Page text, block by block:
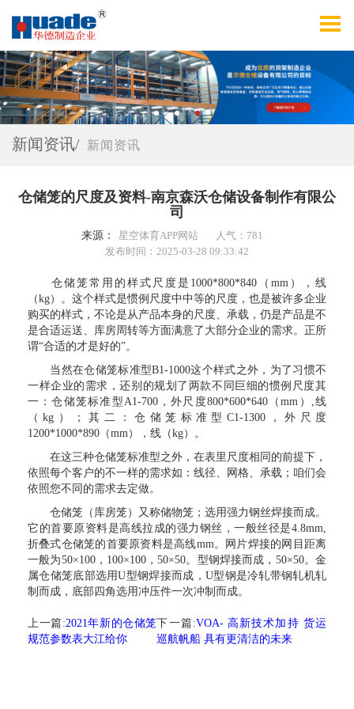
新闻资讯/ 新闻资讯
仓储笼的尺度及资料-南京森沃仓储设备制作有限公
司
来源： 星空体育APP网站
人气：781
发布时间：2025-03-28 09:33:42
仓储笼常用的样式尺度是1000*800*840（mm），线
（kg）。这个样式是惯例尺度中中等的尺度，也是被许多企业
购买的样式，不论是从产品本身的尺度、承载，仍是产品是不
是合适运送、库房周转等方面满意了大部分企业的需求。正所
谓“合适的才是好的”。
当然在仓储笼标准型B1-1000这个样式之外，为了习惯不
一样企业的需求，还别的规划了两款不同巨细的惯例尺度其
一：仓储笼标准型A1-700，外尺度800*600*640（mm）,线
（kg）；其二：仓储笼标准型C1-1300，外尺度
1200*1000*890（mm），线（kg）。
在这三种仓储笼标准型之外，在表里尺度相同的前提下，
依照每个客户的不一样的需求如：线径、网格、承载；咱们会
依照您不同的需求去定做。
仓储笼（库房笼）又称储物笼；选用强力钢丝焊接而成。
它的首要原资料是高线拉成的强力钢丝，一般丝径是4.8mm,
折叠式仓储笼的首要原资料是高线mm。网片焊接的网目距离
一般为50×100，100×100，50×50。型钢焊接而成，50×50。金
属仓储笼底部选用U型钢焊接而成，U型钢是冷轧带钢轧机轧
制而成，底部四角选用冲压件一次冲制而成。
上一篇:2021年新的仓储笼
规范参数表大江给你
下一篇:VOA- 高新技术加持 货运
巡航帆船 具有更清洁的未来